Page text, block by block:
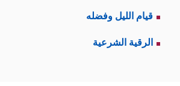
قيام الليل وفضله
الرقية الشرعية